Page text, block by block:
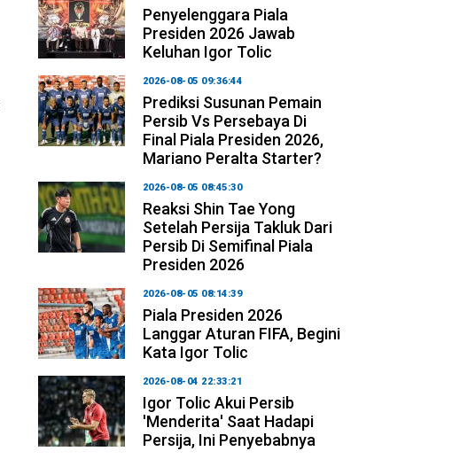
Penyelenggara Piala
Presiden 2026 Jawab
Keluhan Igor Tolic
2026-08-05 09:36:44
Prediksi Susunan Pemain
Persib Vs Persebaya Di
Final Piala Presiden 2026,
Mariano Peralta Starter?
2026-08-05 08:45:30
Reaksi Shin Tae Yong
Setelah Persija Takluk Dari
Persib Di Semifinal Piala
Presiden 2026
2026-08-05 08:14:39
Piala Presiden 2026
Langgar Aturan FIFA, Begini
Kata Igor Tolic
2026-08-04 22:33:21
Igor Tolic Akui Persib
'Menderita' Saat Hadapi
Persija, Ini Penyebabnya